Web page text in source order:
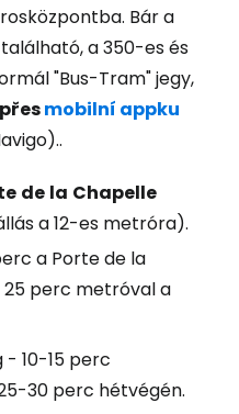
Bár a
a 350-es és
"Bus-Tram" jegy,
přesmobilní appku
.
de la Chapelle
a 12-es metróra).
a Porte de la
perc metróval a
10-15 perc
30 perc hétvégén.